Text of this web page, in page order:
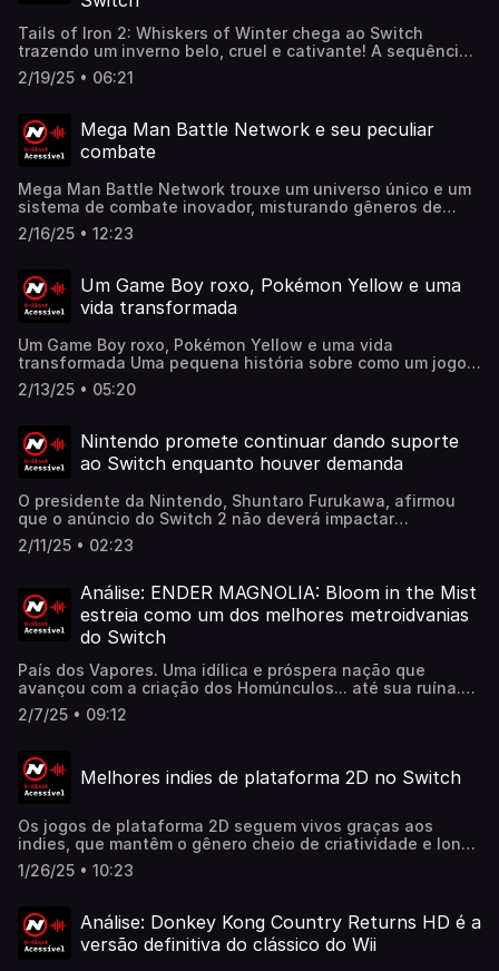
Tails of Iron 2: Whiskers of Winter chega ao Switch
trazendo um inverno belo, cruel e cativante! A sequência
mantém o combate desafiador e a incrível estética de
fábula sombria. Vale a pena embarcar nessa jornada
https://www.nintendoblast.com.br/2025/02/tails-of-iron-
2-whiskers-of-winter-switch-analise-review-critica.html
2/19/25 • 06:21
Mega Man Battle Network e seu peculiar
combate
Mega Man Battle Network trouxe um universo único e um
sistema de combate inovador, misturando gêneros de
forma inusitada! Vale a pena relembrar essa série spin-off
icônica. Confira a matéria completa aqui:
battle-network.html
2/16/25 • 12:23
Um Game Boy roxo, Pokémon Yellow e uma
vida transformada
Um Game Boy roxo, Pokémon Yellow e uma vida
transformada Uma pequena história sobre como um jogo
lendário mudou tudo para um garoto de 13 anos no
hospital. Confira a matéria completa aqui:
um-game-boy-roxo-pokemon-yellow-e-uma-vida-
transformada.html
2/13/25 • 05:20
Nintendo promete continuar dando suporte
ao Switch enquanto houver demanda
O presidente da Nintendo, Shuntaro Furukawa, afirmou
que o anúncio do Switch 2 não deverá impactar
significativamente as vendas do console original. A
Nintendo continuará a apoiá-lo enquanto houver
https://www.nintendoblast.com.br/2025/02/nintendo-
promete-continuar-dando-suporte-ao-Switch-enquanto-
houver-demanda.html
2/11/25 • 02:23
Análise: ENDER MAGNOLIA: Bloom in the Mist
estreia como um dos melhores metroidvanias
do Switch
País dos Vapores. Uma idílica e próspera nação que
avançou com a criação dos Homúnculos... até sua ruína.
Então, surge a jovem Lilac, completamente sem memórias,
mas com o belo poder de purificar estes seres artificiais.
arruinou o mundo.Confirma a matéria completa aqui:
https://www.nintendoblast.com.br/2025/02/ender-
magnolia-bloom-in-the-mist-switch-analise-review-
2/7/25 • 09:12
Melhores indies de plataforma 2D no Switch
Os jogos de plataforma 2D seguem vivos graças aos
indies, que mantêm o gênero cheio de criatividade e longe
dos holofotes da indústria. 🎮 Listamos os 10 melhores
indies para o Switch, incluindo Celeste e Yooka-Laylee
https://www.nintendoblast.com.br/2025/01/top-10-
melhores-indies-plataforma-2D-Switch.html
1/26/25 • 10:23
Análise: Donkey Kong Country Returns HD é a
versão definitiva do clássico do Wii